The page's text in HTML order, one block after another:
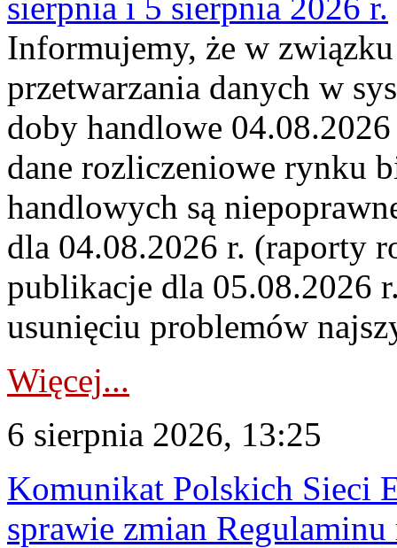
Informujemy, że w
przetwarzania danych w
doby handlowe
dane rozliczeniowe rynku
handlowych są
dla 04.08.2026 r. (raporty
publikacje dla 05.08.2026
usunięciu problemów
Więcej...
6 sierpnia 2026, 13:25
Komunikat Polskich Sieci
sprawie zmian